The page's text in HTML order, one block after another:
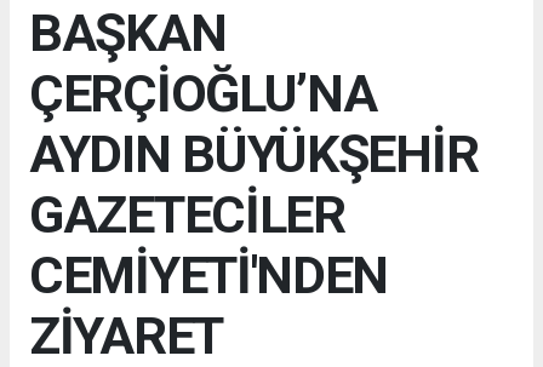
BAŞKAN
ÇERÇİOĞLU’NA
AYDIN BÜYÜKŞEHİR
GAZETECİLER
CEMİYETİ'NDEN
ZİYARET